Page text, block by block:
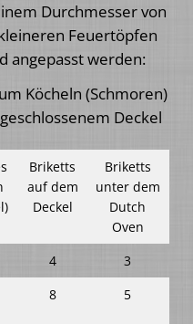
Durchmesser von
Feuertöpfen
angepasst werden:
Köcheln (Schmoren)
Deckel
Briketts
auf dem
Deckel
Briketts
unter dem
Dutch
Oven
4
3
8 5